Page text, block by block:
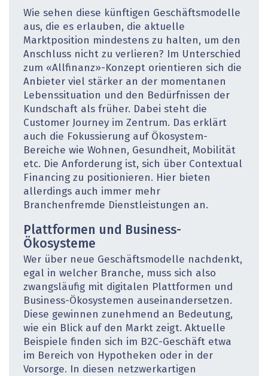
Wie sehen diese künftigen Geschäftsmodelle
aus, die es erlauben, die aktuelle
Marktposition mindestens zu halten, um den
Anschluss nicht zu verlieren? Im Unterschied
zum «Allfinanz»-Konzept orientieren sich die
Anbieter viel stärker an der momentanen
Lebenssituation und den Bedürfnissen der
Kundschaft als früher. Dabei steht die
Customer Journey im Zentrum. Das erklärt
auch die Fokussierung auf Ökosystem-
Bereiche wie Wohnen, Gesundheit, Mobilität
etc. Die Anforderung ist, sich über Contextual
Financing zu positionieren. Hier bieten
allerdings auch immer mehr
Branchenfremde Dienstleistungen an.
Plattformen und Business-
Ökosysteme
Wer über neue Geschäftsmodelle nachdenkt,
egal in welcher Branche, muss sich also
zwangsläufig mit digitalen Plattformen und
Business-Ökosystemen auseinandersetzen.
Diese gewinnen zunehmend an Bedeutung,
wie ein Blick auf den Markt zeigt. Aktuelle
Beispiele finden sich im B2C-Geschäft etwa
im Bereich von Hypotheken oder in der
Vorsorge. In diesen netzwerkartigen